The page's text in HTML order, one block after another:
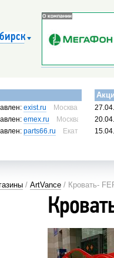
exist.ru
Москва, Россия
emex.ru
Москва, Россия
parts66.ru Екатеринбург,
/ ArtVance / Кровать-